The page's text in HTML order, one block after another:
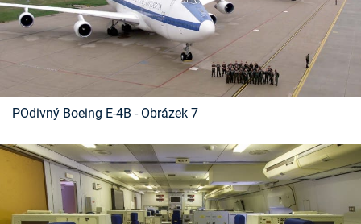
POdivný Boeing E-4B - Obrázek 7